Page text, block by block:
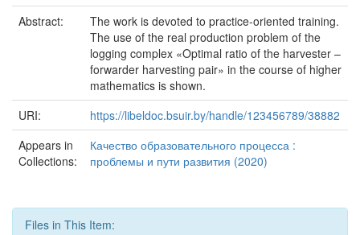
Abstract:
The work is devoted to practice-oriented training.
The use of the real production problem of the
logging complex «Optimal ratio of the harvester –
forwarder harvesting pair» in the course of higher
mathematics is shown.
URI:
https://libeldoc.bsuir.by/handle/123456789/38882
Appears in
Collections:
Качество образовательного процесса :
проблемы и пути развития (2020)
Files in This Item: